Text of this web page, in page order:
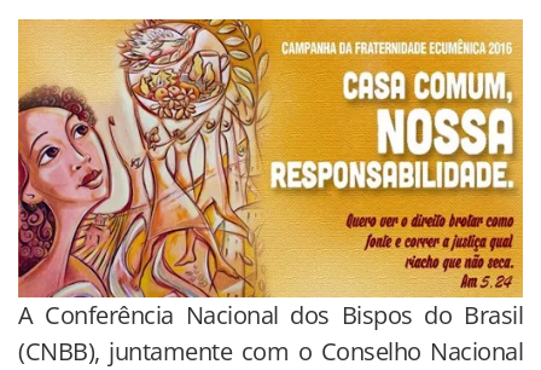
A Conferência Nacional dos Bispos do Brasil
(CNBB), juntamente com o Conselho Nacional